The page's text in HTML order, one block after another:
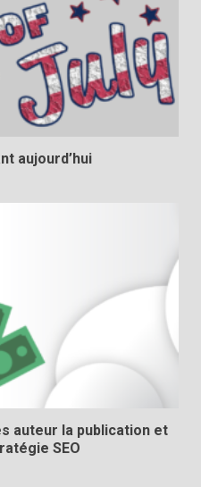
aujourd’hui
auteur la publication et
SEO